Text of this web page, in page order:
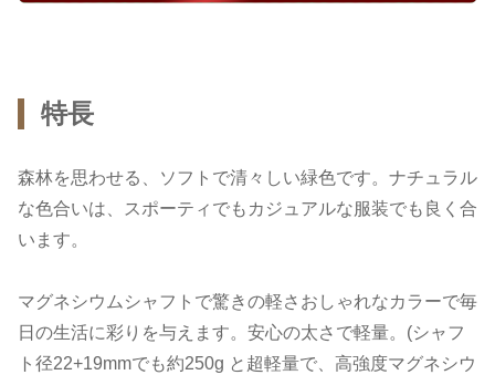
特長
森林を思わせる、ソフトで清々しい緑色です。ナチュラル
な色合いは、スポーティでもカジュアルな服装でも良く合
います。
マグネシウムシャフトで驚きの軽さおしゃれなカラーで毎
日の生活に彩りを与えます。安心の太さで軽量。(シャフ
ト径22+19mmでも約250g と超軽量で、高強度マグネシウ